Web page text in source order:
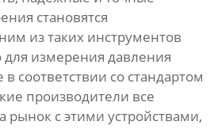
становятся
из таких инструментов
для измерения давления
соответствии со стандартом
производители все
рынок с этими устройствами,